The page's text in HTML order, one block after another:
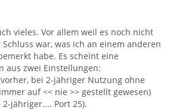
vieles. Vor allem weil es noch nicht
war, was ich an einem anderen
habe. Es scheint eine
aus zwei Einstellungen:
bei 2-jähriger Nutzung ohne
auf << nie >> gestellt gewesen)
jähriger.... Port 25).